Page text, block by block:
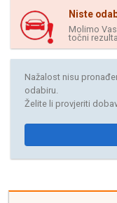
Niste
Molimo
točni
Nažalost nisu
odabiru.
Želite li provjeriti